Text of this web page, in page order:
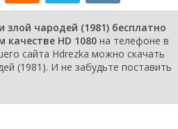
злой чародей (1981) бесплатно
HD 1080 на телефоне в
сайта Hdrezka можно скачать
(1981). И не забудьте поставить